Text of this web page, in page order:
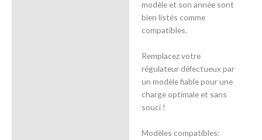
modèle et son année sont
bien listés comme
compatibles.
Remplacez votre
régulateur défectueux par
un modèle fiable pour une
charge optimale et sans
souci !
Modèles compatibles: